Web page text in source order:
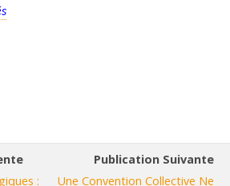
:
Publication Suivante
Une Convention Collective Ne